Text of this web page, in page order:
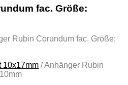
fac. Größe:
Rubin Corundum fac. Größe:
10x17mm /Anhänger Rubin